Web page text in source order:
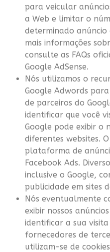
para veicular
a Web e limitar o
determinado anúncio
mais informações
consulte as FAQs
Google AdSense.
Nós utilizamos o
Google Adwords
de parceiros do
identificar que você
Google pode exibir o
diferentes websites.
plataforma de
Facebook Ads.
inclusive o Google,
publicidade em sites
Nós eventualmente
exibir nossos
identificar a sua
fornecedores de
utilizam-se de